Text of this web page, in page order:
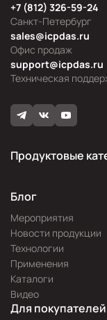
Офис продаж
sales@icpdas.ru
Санкт-Петербург
+7 (812) 326-59-24
Техническая
support@icpdas.ru
Продуктовые
Блог
Мероприятия
Новости продукции
Технологии
Применения
Каталоги
Видео
Для покупателей